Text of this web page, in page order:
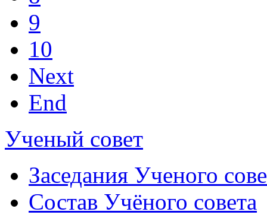
9
10
Next
End
Ученый совет
Заседания Ученого
Состав Учёного совета